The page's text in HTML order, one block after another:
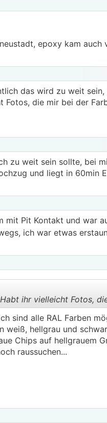
epoxy kam
das wird zu weit
Fotos, die mir bei der
zu weit sein sollte, bei
und liegt in 60min
mit Pit Kontakt und war
ich war etwas
ihr vielleicht Fotos,
sind alle RAL Farben
weiß, hellgrau und
Chips auf hellgrauem
raussuchen...